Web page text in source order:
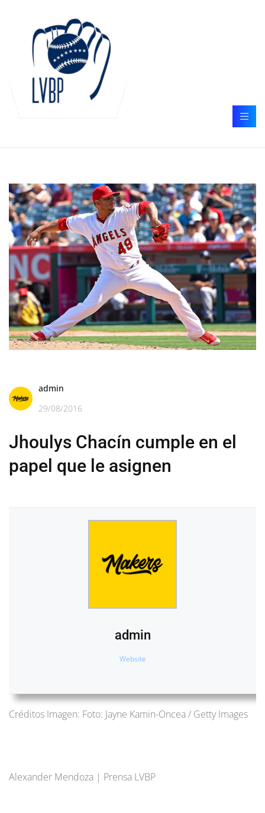
admin
29/08/2016
Jhoulys Chacín cumple en el
papel que le asignen
admin
Website
Créditos Imagen: Foto: Jayne Kamin-Oncea / Getty Images
Alexander Mendoza | Prensa LVBP